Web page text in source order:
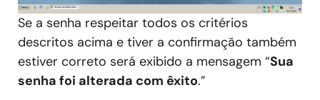
Se a senha respeitar todos os critérios
descritos acima e tiver a confirmação também
estiver correto será exibido a mensagem “Sua
senha foi alterada com êxito.”